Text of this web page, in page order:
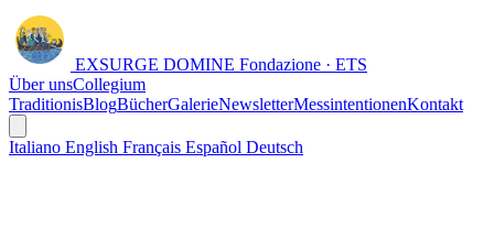
EXSURGE DOMINE Fondazione · ETS
Über unsCollegium
TraditionisBlogBücherGalerieNewsletterMessintentionenKontakt
Italiano English Français Español Deutsch